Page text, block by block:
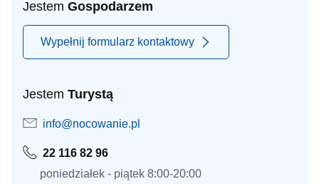
Jestem Gospodarzem
Wypełnij formularz kontaktowy
Jestem Turystą
info@nocowanie.pl
22 116 82 96
poniedziałek - piątek 8:00-20:00